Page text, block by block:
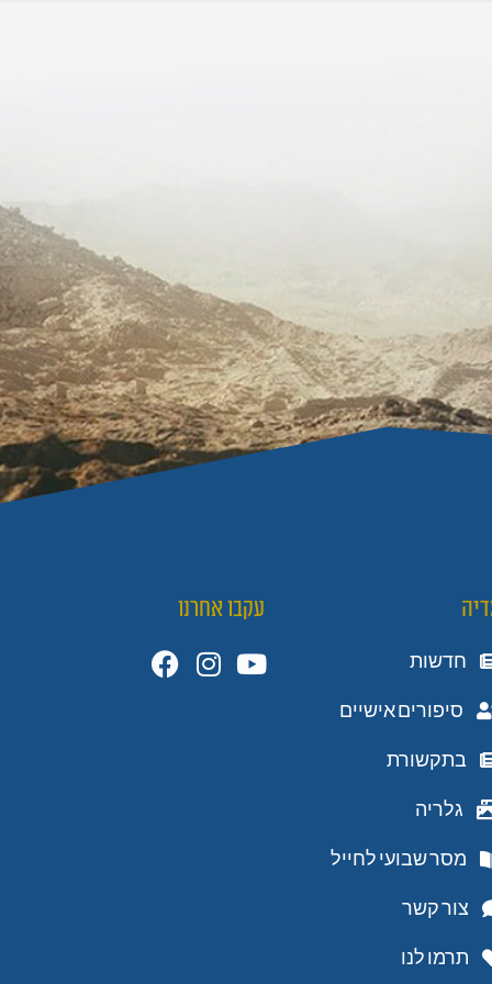
חדשות
סיפורים אישיים
בתקשורת
גלריה
מסר שבועי לחייל
צור קשר
תרמו לנו
עקבו אחרנו